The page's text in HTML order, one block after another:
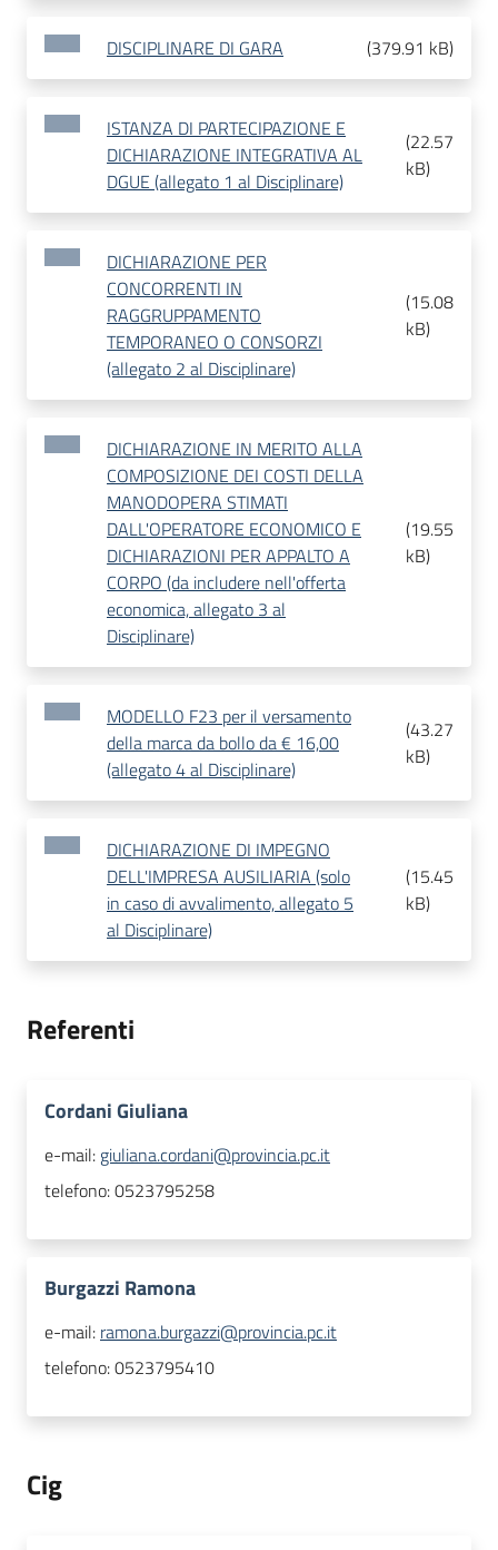
DISCIPLINARE DI GARA (379.91 kB)
ISTANZA DI PARTECIPAZIONE E
DICHIARAZIONE INTEGRATIVA AL
DGUE (allegato 1 al Disciplinare)
(22.57
kB)
DICHIARAZIONE PER
CONCORRENTI IN
RAGGRUPPAMENTO
TEMPORANEO O CONSORZI
(allegato 2 al Disciplinare)
(15.08
kB)
DICHIARAZIONE IN MERITO ALLA
COMPOSIZIONE DEI COSTI DELLA
MANODOPERA STIMATI
DALL'OPERATORE ECONOMICO E
DICHIARAZIONI PER APPALTO A
CORPO (da includere nell'offerta
economica, allegato 3 al
Disciplinare)
(19.55
kB)
MODELLO F23 per il versamento
della marca da bollo da € 16,00
(allegato 4 al Disciplinare)
(43.27
kB)
DICHIARAZIONE DI IMPEGNO
DELL'IMPRESA AUSILIARIA (solo
in caso di avvalimento, allegato 5
al Disciplinare)
(15.45
kB)
Referenti
Cordani Giuliana
e-mail: giuliana.cordani@provincia.pc.it
telefono:0523795258
Burgazzi Ramona
e-mail: ramona.burgazzi@provincia.pc.it
telefono:0523795410
Cig